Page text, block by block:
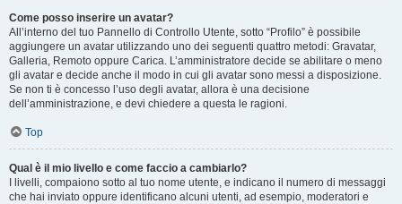
Come posso inserire un avatar?
All’interno del tuo Pannello di Controllo Utente, sotto “Profilo” è possibile
aggiungere un avatar utilizzando uno dei seguenti quattro metodi: Gravatar,
Galleria, Remoto oppure Carica. L’amministratore decide se abilitare o meno
gli avatar e decide anche il modo in cui gli avatar sono messi a disposizione.
Se non ti è concesso l’uso degli avatar, allora è una decisione
dell’amministrazione, e devi chiedere a questa le ragioni.
Top
Qual è il mio livello e come faccio a cambiarlo?
I livelli, compaiono sotto al tuo nome utente, e indicano il numero di messaggi
che hai inviato oppure identificano alcuni utenti, ad esempio, moderatori e